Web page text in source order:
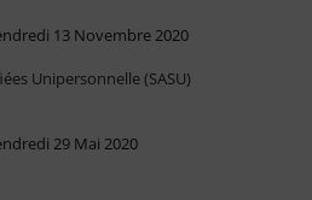
13 Novembre 2020
Unipersonnelle (SASU)
29 Mai 2020